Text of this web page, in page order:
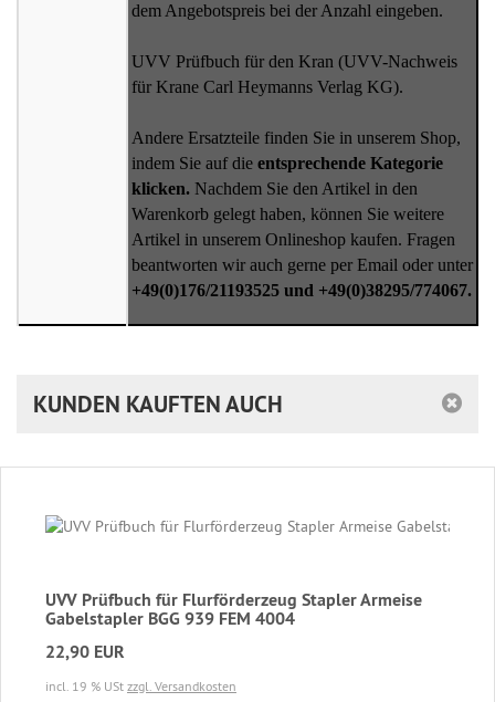
dem Angebotspreis bei der Anzahl eingeben.
UVV Prüfbuch für den Kran (UVV-Nachweis
für Krane Carl Heymanns Verlag KG).
Andere Ersatzteile finden Sie in unserem Shop,
indem Sie auf die entsprechende Kategorie
klicken. Nachdem Sie den Artikel in den
Warenkorb gelegt haben, können Sie weitere
Artikel in unserem Onlineshop kaufen. Fragen
beantworten wir auch gerne per Email oder unter
+49(0)176/21193525 und +49(0)38295/774067.
KUNDEN KAUFTEN AUCH
UVV Prüfbuch für Flurförderzeug Stapler Armeise
Gabelstapler BGG 939 FEM 4004
22,90 EUR
incl. 19 % USt zzgl. Versandkosten